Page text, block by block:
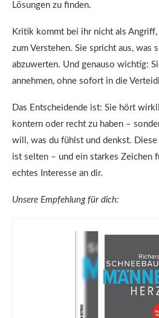
Lösungen zu finden.
Kritik kommt bei ihr nicht als Angriff,
zum Verstehen. Sie spricht aus, was
abzuwerten. Und genauso wichtig:
annehmen, ohne sofort in die
Das Entscheidende ist: Sie hört
kontern oder recht zu haben –
will, was du fühlst und denkst.
ist selten – und ein starkes Zeichen
echtes Interesse an dir.
Unsere Empfehlung für dich: